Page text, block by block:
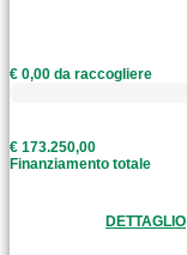
€ 0,00 da raccogliere
€ 173.250,00
Finanziamento totale
DETTAGLIO